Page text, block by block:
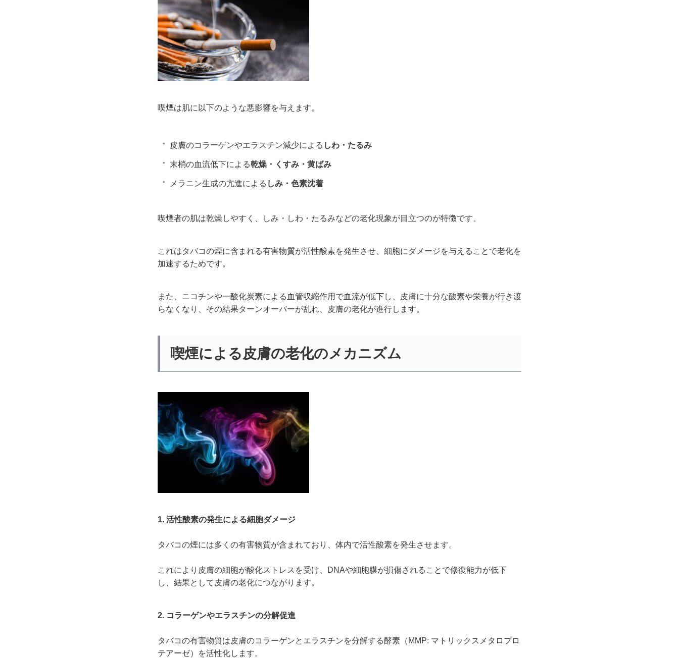
喫煙は肌に以下のような悪影響を与えます。
皮膚のコラーゲンやエラスチン減少による しわ・たるみ
末梢の血流低下による乾燥・くすみ・黄ばみ
メラニン生成の亢進による しみ・色素沈着
喫煙者の肌は乾燥しやすく、しみ・しわ・たるみなどの老化現象が目立つのが特徴です。
これはタバコの煙に含まれる有害物質が活性酸素を発生させ、細胞にダメージを与えることで老化を
加速するためです。
また、ニコチンや一酸化炭素による血管収縮作用で血流が低下し、皮膚に十分な酸素や栄養が行き渡
らなくなり、その結果ターンオーバーが乱れ、皮膚の老化が進行します。
喫煙による皮膚の老化のメカニズム
1. 活性酸素の発生による細胞ダメージ
タバコの煙には多くの有害物質が含まれており、体内で活性酸素を発生させます。
これにより皮膚の細胞が酸化ストレスを受け、DNAや細胞膜が損傷されることで修復能力が低下
し、結果として皮膚の老化につながります。
2. コラーゲンやエラスチンの分解促進
タバコの有害物質は皮膚のコラーゲンとエラスチンを分解する酵素（MMP: マトリックスメタロプロ
テアーゼ）を活性化します。